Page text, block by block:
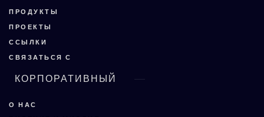
ПРОДУКТЫ
ПРОЕКТЫ
ССЫЛКИ
СВЯЗАТЬСЯ С
КОРПОРАТИВНЫЙ
О НАС